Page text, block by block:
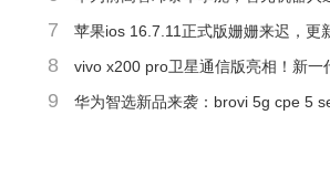
掌门邓泰华
7
苹果ios 16.7.11正式版姗姗来迟，更
容即将揭晓！
8
vivo x200 pro卫星通信版亮相！新一
卓机皇来了？
9
华为智选新品来袭：brovi 5g cpe 5